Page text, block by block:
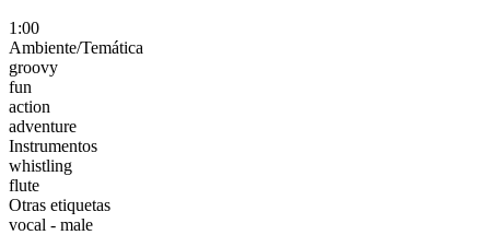
1:00
Ambiente/Temática
groovy
fun
action
adventure
Instrumentos
whistling
flute
Otras etiquetas
vocal - male